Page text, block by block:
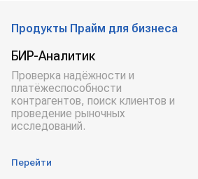
Продукты Прайм для бизнеса
БИР-Аналитик
Проверка надёжности и
платёжеспособности
контрагентов, поиск клиентов и
проведение рыночных
исследований.
Перейти